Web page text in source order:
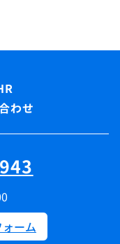
わせ
ーム